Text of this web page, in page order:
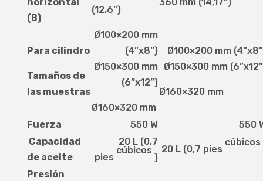
horizontal
(B)
(12,6”)
360 mm (14,17”)
Para cilindro
Tamaños de
las muestras
Ø100×200 mm
(4”x8”)
Ø150×300 mm
(6”x12”)
Ø160×320 mm
Ø100×200 mm
Ø150×300 mm
Ø160×320 mm
Fuerza 550 W
550
Capacidad
de aceite
20 L (0,7
pies
cúbicos
)
20 L (0,7 pies
cúbicos
Presión